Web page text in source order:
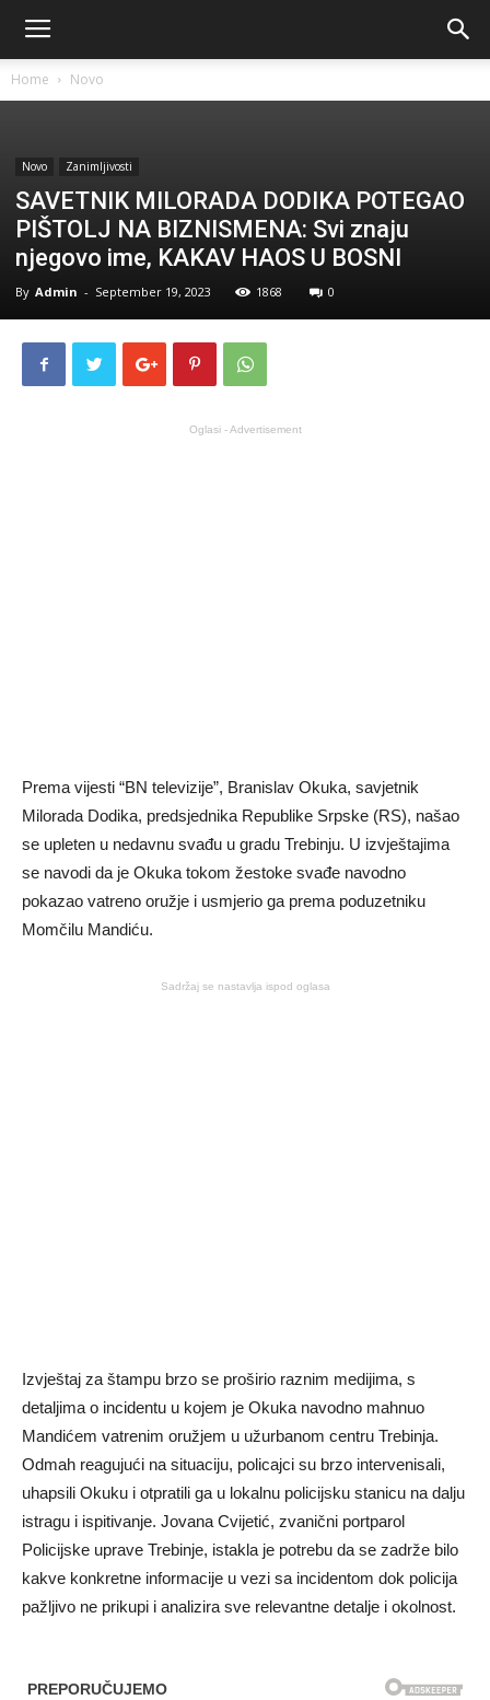
Home Novo
Novo Zanimljivosti
SAVETNIK MILORADA DODIKA POTEGAO
PIŠTOLJ NA BIZNISMENA: Svi znaju
njegovo ime, KAKAV HAOS U BOSNI
By Admin - September 19, 2023 1868 0
Oglasi - Advertisement
Prema vijesti “BN televizije”, Branislav Okuka, savjetnik
Milorada Dodika, predsjednika Republike Srpske (RS), našao
se upleten u nedavnu svađu u gradu Trebinju. U izvještajima
se navodi da je Okuka tokom žestoke svađe navodno
pokazao vatreno oružje i usmjerio ga prema poduzetniku
Momčilu Mandiću.
Sadržaj se nastavlja ispod oglasa
Izvještaj za štampu brzo se proširio raznim medijima, s
detaljima o incidentu u kojem je Okuka navodno mahnuo
Mandićem vatrenim oružjem u užurbanom centru Trebinja.
Odmah reagujući na situaciju, policajci su brzo intervenisali,
uhapsili Okuku i otpratili ga u lokalnu policijsku stanicu na dalju
istragu i ispitivanje. Jovana Cvijetić, zvanični portparol
Policijske uprave Trebinje, istakla je potrebu da se zadrže bilo
kakve konkretne informacije u vezi sa incidentom dok policija
pažljivo ne prikupi i analizira sve relevantne detalje i okolnost.